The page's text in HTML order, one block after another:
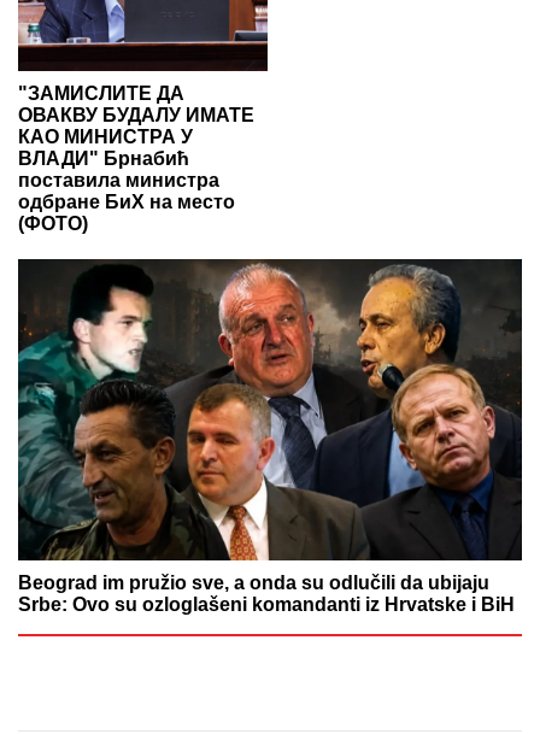
"ЗАМИСЛИТЕ ДА
ОВАКВУ БУДАЛУ ИМАТЕ
КАО МИНИСТРА У
ВЛАДИ" Брнабић
поставила министра
одбране БиХ на место
(ФОТО)
Beograd im pružio sve, a onda su odlučili da ubijaju
Srbe: Ovo su ozloglašeni komandanti iz Hrvatske i BiH